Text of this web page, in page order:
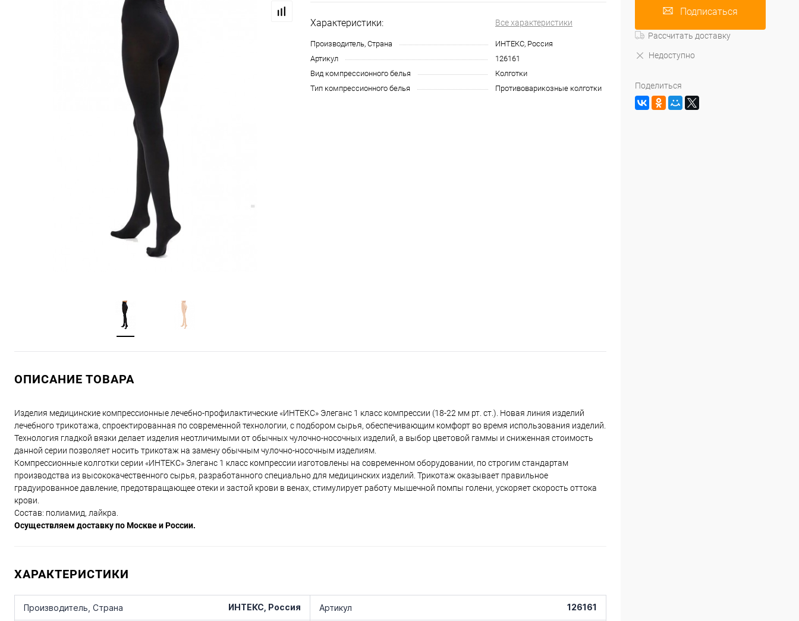
Характеристики: Все характеристики
Производитель, Страна
ИНТЕКС, Россия
Артикул
126161
Вид компрессионного белья
Колготки
Тип компрессионного белья
Противоварикозные колготки
ОПИСАНИЕ ТОВАРА
Изделия медицинские компрессионные лечебно-профилактические «ИНТЕКС» Элеганс 1 класс компрессии (18-22 мм рт. ст.). Новая линия изделий
лечебного трикотажа, спроектированная по современной технологии, с подбором сырья, обеспечивающим комфорт во время использования изделий.
Технология гладкой вязки делает изделия неотличимыми от обычных чулочно-носочных изделий, а выбор цветовой гаммы и сниженная стоимость
данной серии позволяет носить трикотаж на замену обычным чулочно-носочным изделиям.
Компрессионные колготки серии «ИНТЕКС» Элеганс 1 класс компрессии изготовлены на современном оборудовании, по строгим стандартам
производства из высококачественного сырья, разработанного специально для медицинских изделий. Трикотаж оказывает правильное
градуированное давление, предотвращающее отеки и застой крови в венах, стимулирует работу мышечной помпы голени, ускоряет скорость оттока
крови.
Состав: полиамид, лайкра.
Осуществляем доставку по Москве и России.
ХАРАКТЕРИСТИКИ
Производитель, Страна ИНТЕКС, Россия Артикул 126161
Подписаться
Рассчитать доставку
Недоступно
Поделиться